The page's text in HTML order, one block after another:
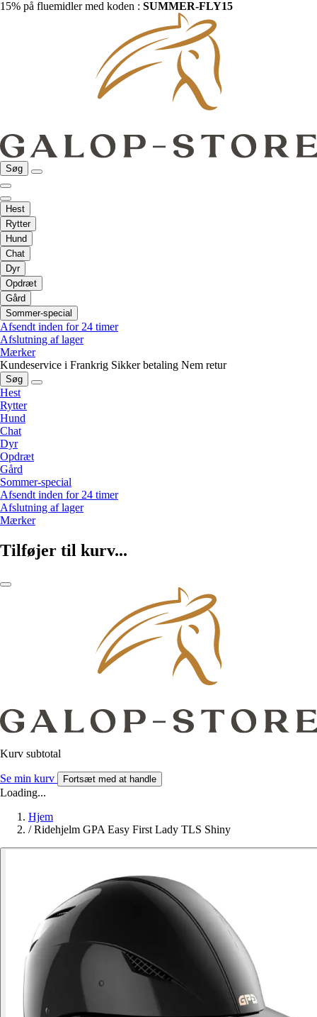
15% på fluemidler med koden : SUMMER-FLY15
Søg
Hest
Rytter
Hund
Chat
Dyr
Opdræt
Gård
Sommer-special
Afsendt inden for 24 timer
Afslutning af lager
Mærker
Kundeservice i Frankrig Sikker betaling Nem retur
Søg
Hest
Rytter
Hund
Chat
Dyr
Opdræt
Gård
Sommer-special
Afsendt inden for 24 timer
Afslutning af lager
Mærker
Tilføjer til kurv...
Kurv subtotal
Se min kurv Fortsæt med at handle
Loading...
Hjem
/ Ridehjelm GPA Easy First Lady TLS Shiny